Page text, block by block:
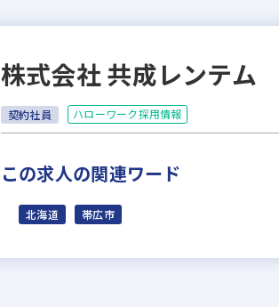
株式会社 共成レンテム
契約社員 ハローワーク採用情報
この求人の関連ワード
北海道 帯広市